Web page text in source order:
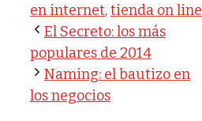
en internet,tienda on line
El Secreto: los más
populares de 2014
Naming: el bautizo en
los negocios